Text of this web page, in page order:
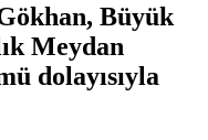
Büyük
Meydan
dolayısıyla